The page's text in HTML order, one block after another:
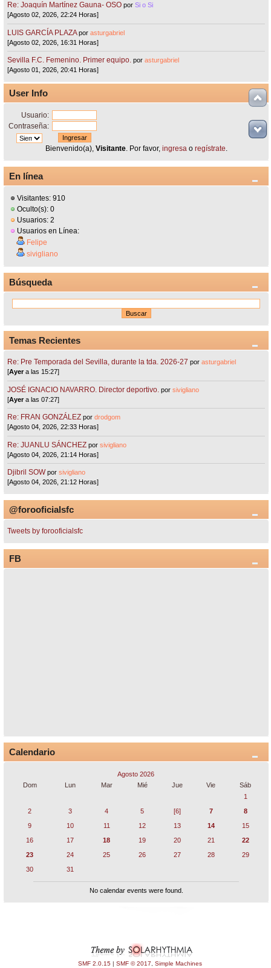
Re: Joaquín Martínez Gauna- OSO porSi o Si
[Agosto 02, 2026, 22:24 Horas]
LUIS GARCÍA PLAZA porasturgabriel
[Agosto 02, 2026, 16:31 Horas]
Sevilla F.C. Femenino. Primer equipo. porasturgabriel
[Agosto 01, 2026, 20:41 Horas]
User Info
Usuario:
Contraseña:
Bienvenido(a), Visitante. Por favor, ingresao regístrate.
En línea
Visitantes: 910
Oculto(s): 0
Usuarios: 2
Usuarios en Línea:
Felipe
sivigliano
Búsqueda
Temas Recientes
Re: Pre Temporada del Sevilla, durante la tda. 2026-27 porasturgabriel
[Ayera las 15:27]
JOSÉ IGNACIO NAVARRO. Director deportivo. porsivigliano
[Ayera las 07:27]
Re: FRAN GONZÁLEZ pordrodgom
[Agosto 04, 2026, 22:33 Horas]
Re: JUANLU SÁNCHEZ porsivigliano
[Agosto 04, 2026, 21:14 Horas]
Djibril SOW porsivigliano
[Agosto 04, 2026, 21:12 Horas]
@forooficialsfc
Tweets by forooficialsfc
FB
Calendario
Agosto 2026
Dom
Lun Mar Mié Jue Vie
Sáb
1
2
3 4 5 [6] 7
8
9
10 11 12 13 14
15
16
17 18 19 20 21
22
23
24 25 26 27 28
29
30
31
No calendar events were found.
SMF 2.0.15 | SMF © 2017 Simple Machines